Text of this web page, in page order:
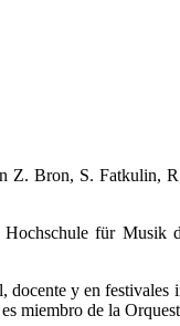
Z. Bron, S.
für
y en
miembro de la